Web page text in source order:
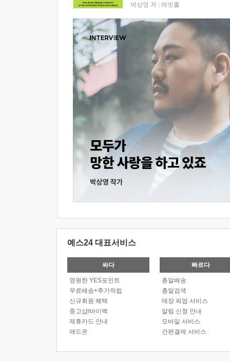
박상영 저 래빗홀
예스24 대표서비스
싸다
영원한 YES포인트
무료배송+추가적립
신규회원 혜택
중고샵/바이백
제휴카드 안내
애드온
빠르다
총알배송
총알검색
매장 픽업 서비스
알림 신청 안내
모바일 서비스
간편결제 서비스